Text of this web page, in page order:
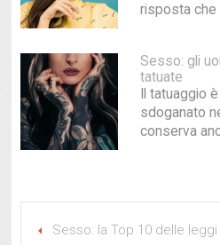
risposta che
Sesso: gli
tatuate
Il tatuaggio
sdoganato
conserva
Sesso: la Top 10 delle